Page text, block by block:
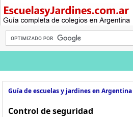
Guía de escuelas y jardines en Argentina
Control de seguridad